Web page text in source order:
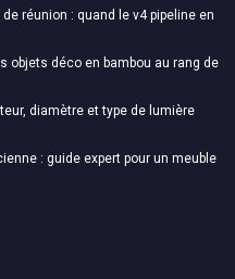
réunion : quand le v4 pipeline en
objets déco en bambou au rang de
diamètre et type de lumière
: guide expert pour un meuble